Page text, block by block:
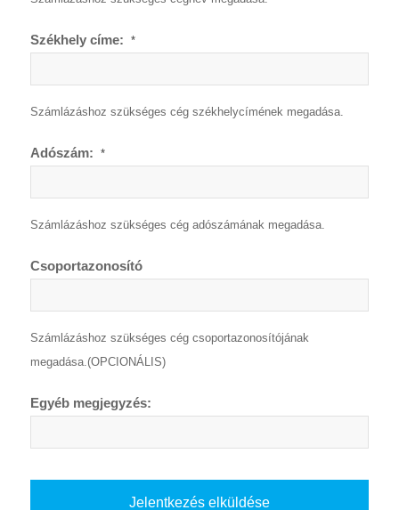
Székhely címe: *
Számlázáshoz szükséges cég székhelycímének megadása.
Adószám: *
Számlázáshoz szükséges cég adószámának megadása.
Csoportazonosító
Számlázáshoz szükséges cég csoportazonosítójának
megadása.(OPCIONÁLIS)
Egyéb megjegyzés: